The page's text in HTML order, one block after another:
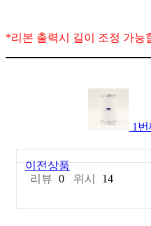
*리본 출력시 길이 조정 가능
1
이전상품
리뷰 0 위시 14